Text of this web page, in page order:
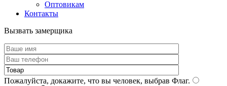
Оптовикам
Контакты
Вызвать замерщика
Пожалуйста, докажите, что вы человек, выбрав Флаг.